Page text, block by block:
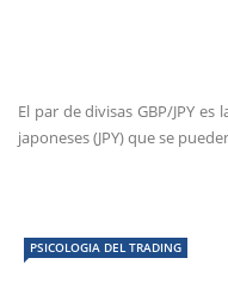
El par de divisas GBP/JPY
japoneses (JPY) que se
PSICOLOGIA DEL TRADING